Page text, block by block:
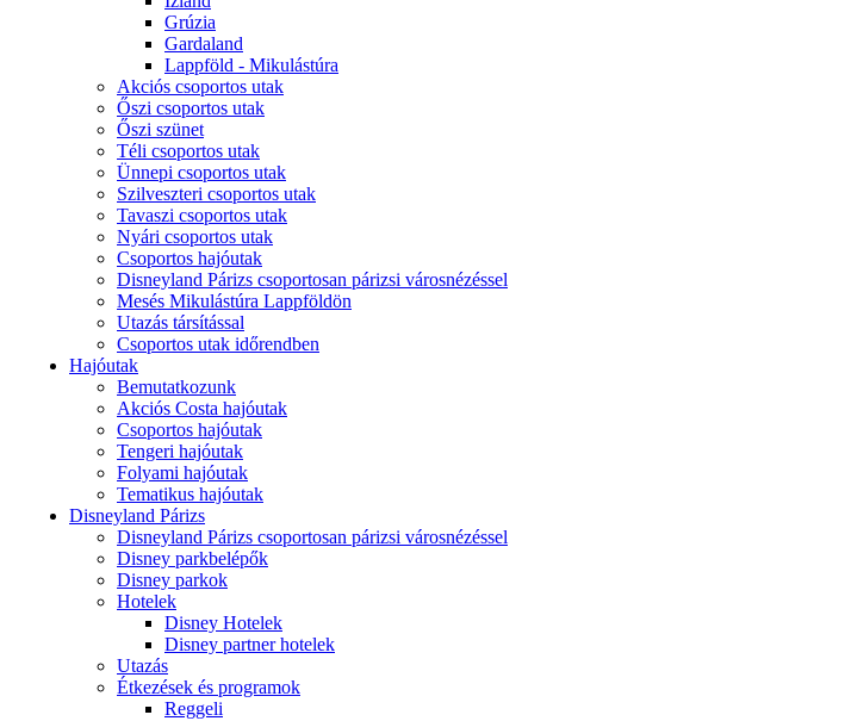
Grúzia
Gardaland
Lappföld - Mikulástúra
Akciós csoportos utak
Őszi csoportos utak
Őszi szünet
Téli csoportos utak
Ünnepi csoportos utak
Szilveszteri csoportos utak
Tavaszi csoportos utak
Nyári csoportos utak
Csoportos hajóutak
Disneyland Párizs csoportosan párizsi városnézéssel
Mesés Mikulástúra Lappföldön
Utazás társítással
Csoportos utak időrendben
Hajóutak
Bemutatkozunk
Akciós Costa hajóutak
Csoportos hajóutak
Tengeri hajóutak
Folyami hajóutak
Tematikus hajóutak
Disneyland Párizs
Disneyland Párizs csoportosan párizsi városnézéssel
Disney parkbelépők
Disney parkok
Hotelek
Disney Hotelek
Disney partner hotelek
Utazás
Étkezések és programok
Reggeli